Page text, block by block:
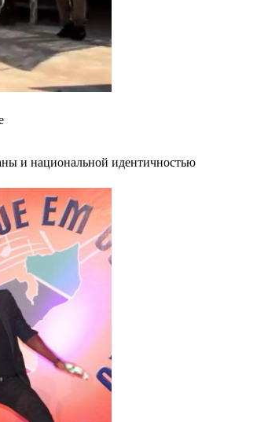
и национальной идентичностью